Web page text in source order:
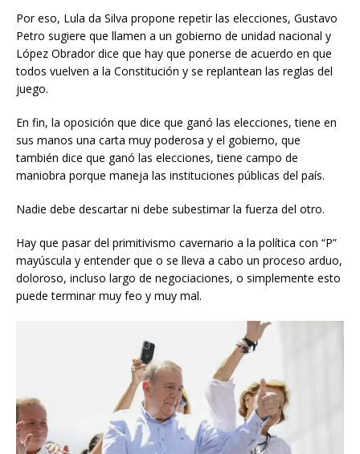
Por eso, Lula da Silva propone repetir las elecciones, Gustavo
Petro sugiere que llamen a un gobierno de unidad nacional y
López Obrador dice que hay que ponerse de acuerdo en que
todos vuelven a la Constitución y se replantean las reglas del
juego.
En fin, la oposición que dice que ganó las elecciones, tiene en
sus manos una carta muy poderosa y el gobierno, que
también dice que ganó las elecciones, tiene campo de
maniobra porque maneja las instituciones públicas del país.
Nadie debe descartar ni debe subestimar la fuerza del otro.
Hay que pasar del primitivismo cavernario a la política con “P”
mayúscula y entender que o se lleva a cabo un proceso arduo,
doloroso, incluso largo de negociaciones, o simplemente esto
puede terminar muy feo y muy mal.